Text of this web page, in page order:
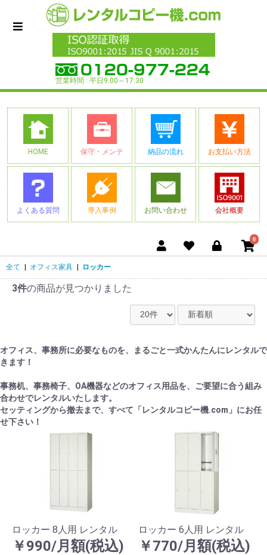
営業時間 : 平日9:00～17:30
HOME 保守・メンテ 納品の流れ お支払い方法
よくある質問 導入事例 お問い合わせ 会社概要
0
全て オフィス家具 ロッカー
3件の商品が見つかりました
オフィス、事務所に必要なものを、まるごと一式かんたんにレンタルで
きます！
事務机、事務椅子、OA機器などのオフィス用品を、ご要望に合う組み
合わせでレンタルいたします。
セッティングから撤去まで、すべて「レンタルコピー機.com」にお任
せ下さい！
ロッカー 8人用 レンタル
￥990/月額(税込)
ロッカー 6人用 レンタル
￥770/月額(税込)